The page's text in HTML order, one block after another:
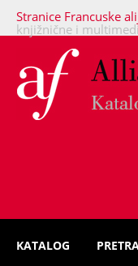
Stranice Francuske
knjižnične i
KATALOG